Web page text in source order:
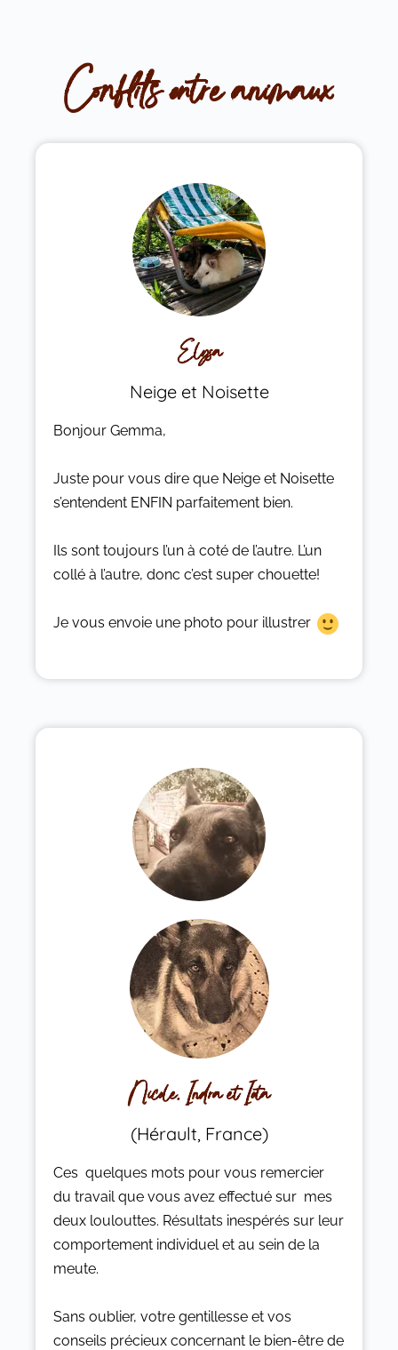
Conflits entre animaux
Elysa
Neige et Noisette
Bonjour Gemma,
Juste pour vous dire que Neige et Noisette
s’entendent ENFIN parfaitement bien.
Ils sont toujours l’un à coté de l’autre. L’un
collé à l’autre, donc c’est super chouette!
Je vous envoie une photo pour illustrer
Nicole, Indra et Iota
(Hérault, France)
Ces quelques mots pour vous remercier
du travail que vous avez effectué sur mes
deux loulouttes. Résultats inespérés sur leur
comportement individuel et au sein de la
meute.
Sans oublier, votre gentillesse et vos
conseils précieux concernant le bien-être de